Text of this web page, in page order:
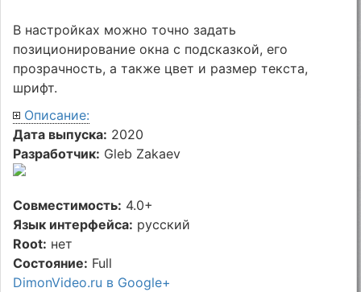
В настройках можно точно задать
позиционирование окна с подсказкой, его
прозрачность, а также цвет и размер текста,
шрифт.
Описание:
Дата выпуска: 2020
Разработчик: Gleb Zakaev
Совместимость: 4.0+
Язык интерфейса: русский
Root: нет
Состояние: Full
DimonVideo.ru в Google+